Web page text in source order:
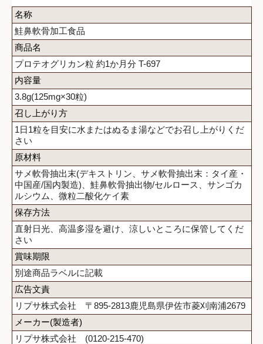
名称
鮭鼻軟骨加工食品
商品名
プロテオグリカン粒 約1か月分 T-697
内容量
3.8g(125mg×30粒)
召し上がり方
1日1粒を目安に水またはぬるま湯などでお召し上がりくだ
さい
原材料
サメ軟骨抽出末(デキストリン、サメ軟骨抽出末：タイ産・
中国産/国内製造)、鮭鼻軟骨抽出物/セルロース、サンゴカ
ルシウム、微粒二酸化ケイ素
保存方法
直射日光、高温多湿を避け、涼しいところに保管してくだ
さい
賞味期限
別途商品ラベルに記載
広告文責
リプサ株式会社 〒895-2813鹿児島県伊佐市菱刈南浦2679
メーカー(製造者)
リプサ株式会社 (0120-215-470)